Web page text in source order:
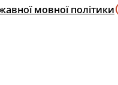
мовної політики